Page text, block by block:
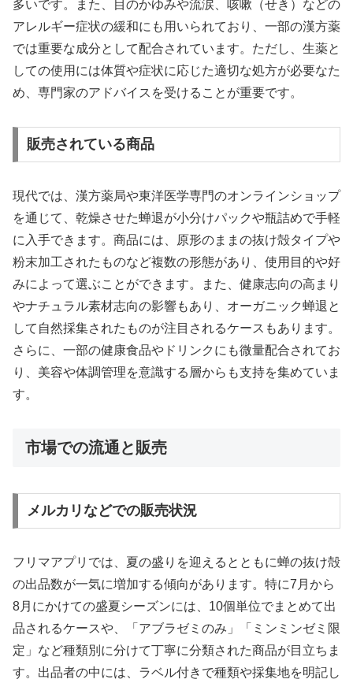
多いです。また、目のかゆみや流涙、咳嗽（せき）などの
アレルギー症状の緩和にも用いられており、一部の漢方薬
では重要な成分として配合されています。ただし、生薬と
しての使用には体質や症状に応じた適切な処方が必要なた
め、専門家のアドバイスを受けることが重要です。
販売されている商品
現代では、漢方薬局や東洋医学専門のオンラインショップ
を通じて、乾燥させた蝉退が小分けパックや瓶詰めで手軽
に入手できます。商品には、原形のままの抜け殻タイプや
粉末加工されたものなど複数の形態があり、使用目的や好
みによって選ぶことができます。また、健康志向の高まり
やナチュラル素材志向の影響もあり、オーガニック蝉退と
して自然採集されたものが注目されるケースもあります。
さらに、一部の健康食品やドリンクにも微量配合されてお
り、美容や体調管理を意識する層からも支持を集めていま
す。
市場での流通と販売
メルカリなどでの販売状況
フリマアプリでは、夏の盛りを迎えるとともに蝉の抜け殻
の出品数が一気に増加する傾向があります。特に7月から
8月にかけての盛夏シーズンには、10個単位でまとめて出
品されるケースや、「アブラゼミのみ」「ミンミンゼミ限
定」など種類別に分けて丁寧に分類された商品が目立ちま
す。出品者の中には、ラベル付きで種類や採集地を明記し